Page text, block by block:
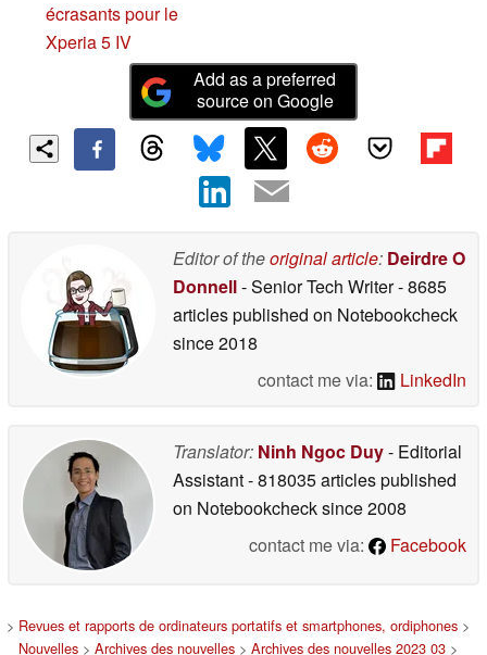
écrasants pour le
Xperia 5 IV
Add as a preferred
source on Google
Editor of theoriginal article: Deirdre O
Donnell- Senior Tech Writer- 8685
articles published on Notebookcheck
since 2018
contact me via:
LinkedIn
Translator: Ninh Ngoc Duy- Editorial
Assistant- 818035 articles published
on Notebookchecksince 2008
contact me via:
Facebook
> Revues et rapports de ordinateurs portatifs et smartphones, ordiphones >
Nouvelles > Archives des nouvelles > Archives des nouvelles 2023 03 >